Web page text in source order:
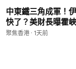
中東鐵三角成軍！
快了？美財長曝霍
加速 8月19日成關
聚焦香港 · 1天前